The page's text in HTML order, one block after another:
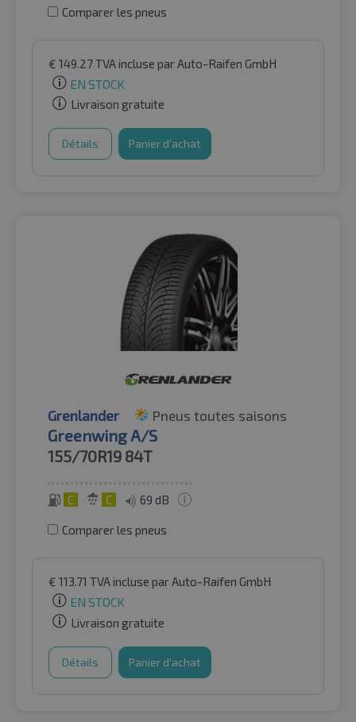
Comparer les pneus
€ 149.27TVA incluse par Auto-Raifen GmbH
EN STOCK
Livraison gratuite
Détails Panier d'achat
Grenlander Pneus toutes saisons
Greenwing A/S
155/70R19 84T
C C 69 dB
Comparer les pneus
€ 113.71 TVA incluse par Auto-Raifen GmbH
EN STOCK
Livraison gratuite
Détails Panier d'achat